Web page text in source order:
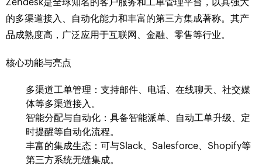
的多渠道接入、自动化能力和丰富的第三方集成著称。其产
品成熟度高，广泛应用于互联网、金融、零售等行业。
核心功能与亮点
多渠道工单管理：支持邮件、电话、在线聊天、社交媒
体等多渠道接入。
智能分配与自动化：具备智能派单、自动工单升级、定
时提醒等自动化流程。
丰富的集成生态：可与Slack、Salesforce、Shopify等
第三方系统无缝集成。